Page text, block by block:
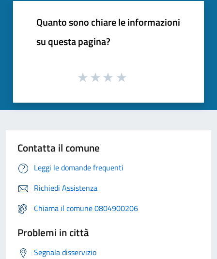
Quanto sono chiare le informazioni
su questa pagina?
Contatta il comune
Leggi le domande frequenti
Richiedi Assistenza
Chiama il comune 0804900206
Problemi in città
Segnala disservizio